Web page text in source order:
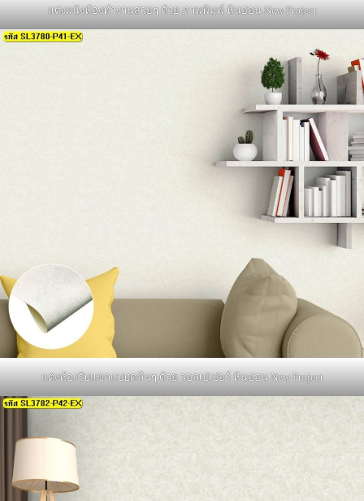
แต่งผนังห้องทำงานสวยๆ ด้วย ภาพพิมพ์ หินอ่อน New Project
แต่งห้องรับแขกแบบคลีนๆ ด้วย วอลเปเปอร์ หินอ่อน New Project